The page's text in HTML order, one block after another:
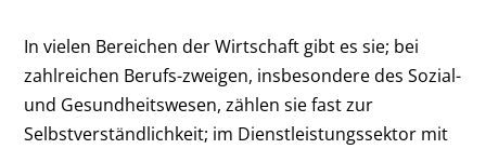
In vielen Bereichen der Wirtschaft gibt es sie; bei
zahlreichen Berufs-zweigen, insbesondere des Sozial-
und Gesundheitswesen, zählen sie fast zur
Selbstverständlichkeit; im Dienstleistungssektor mit